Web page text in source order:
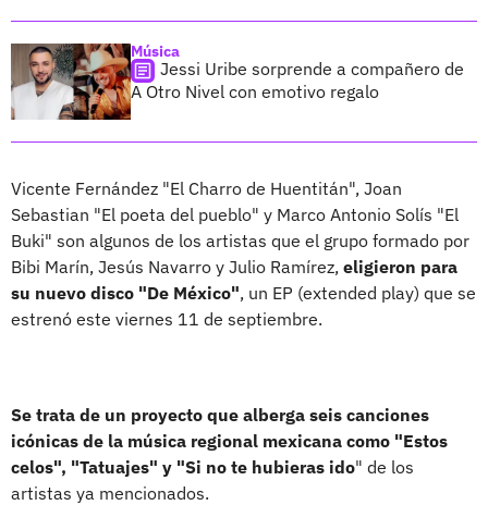
Música
Jessi Uribe sorprende a compañero de
A Otro Nivel con emotivo regalo
Vicente Fernández "El Charro de Huentitán", Joan
Sebastian "El poeta del pueblo" y Marco Antonio Solís "El
Buki" son algunos de los artistas que el grupo formado por
Bibi Marín, Jesús Navarro y Julio Ramírez, eligieron para
su nuevo disco "De México", un EP (extended play) que se
estrenó este viernes 11 de septiembre.
Se trata de un proyecto que alberga seis canciones
icónicas de la música regional mexicana como "Estos
celos", "Tatuajes" y "Si no te hubieras ido" de los
artistas ya mencionados.